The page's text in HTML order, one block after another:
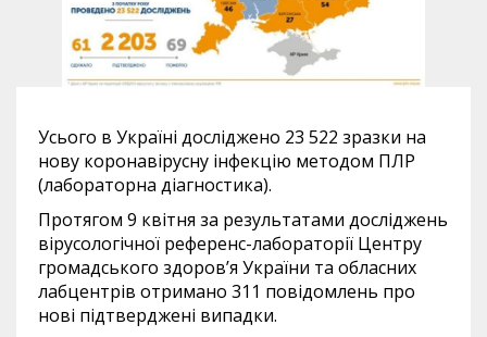
Усього в Україні досліджено 23 522 зразки на
нову коронавірусну інфекцію методом ПЛР
(лабораторна діагностика).
Протягом 9 квітня за результатами досліджень
вірусологічної референс-лабораторії Центру
громадського здоров’я України та обласних
лабцентрів отримано 311 повідомлень про
нові підтверджені випадки.